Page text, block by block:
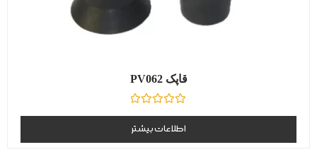
قاپک PV062
0
از
5
اطلاعات بیشتر